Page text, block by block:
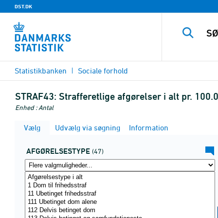
DST.DK
Statistikbanken Sociale forhold
STRAF43: Strafferetlige afgørelser i alt pr.
Enhed : Antal
Vælg Udvælg via søgning Information
AFGØRELSESTYPE (47)